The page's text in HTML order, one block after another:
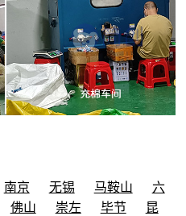
南京 无锡 马鞍山
六
佛山 崇左 毕节
昆